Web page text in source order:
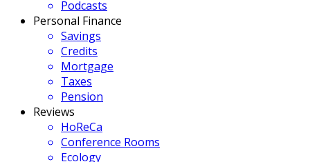
Podcasts
Personal Finance
Savings
Credits
Mortgage
Taxes
Pension
Reviews
HoReCa
Conference Rooms
Ecology